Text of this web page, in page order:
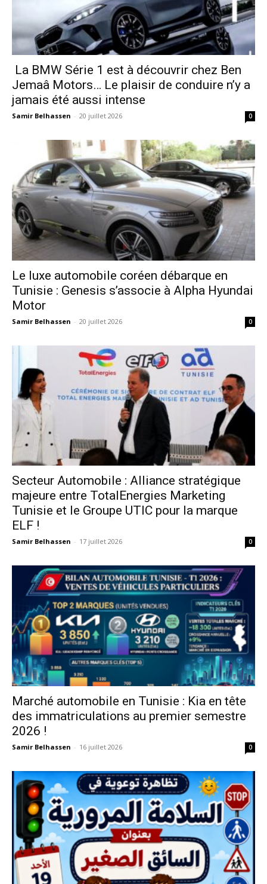
La BMW Série 1 est à découvrir chez Ben
Jemaâ Motors… Le plaisir de conduire n’y a
jamais été aussi intense
Samir Belhassen - 20 juillet 2026 0
Le luxe automobile coréen débarque en
Tunisie : Genesis s’associe à Alpha Hyundai
Motor
Samir Belhassen - 20 juillet 2026 0
Secteur Automobile : Alliance stratégique
majeure entre TotalEnergies Marketing
Tunisie et le Groupe UTIC pour la marque
ELF !
Samir Belhassen - 17 juillet 2026 0
Marché automobile en Tunisie : Kia en tête
des immatriculations au premier semestre
2026 !
Samir Belhassen - 16 juillet 2026 0